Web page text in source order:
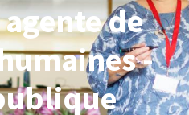
de
-